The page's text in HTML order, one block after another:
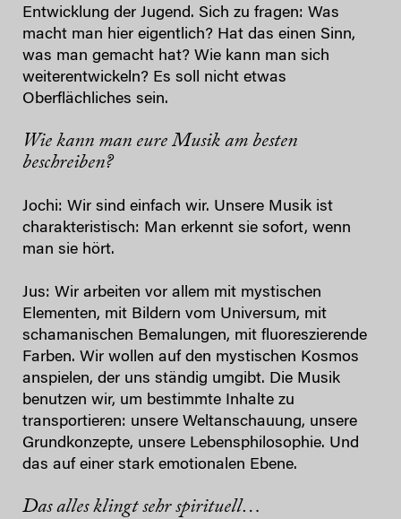
Entwicklung der Jugend. Sich zu fragen: Was
macht man hier eigentlich? Hat das einen Sinn,
was man gemacht hat? Wie kann man sich
weiterentwickeln? Es soll nicht etwas
Oberflächliches sein.
Wie kann man eure Musik am besten
beschreiben?
Jochi: Wir sind einfach wir. Unsere Musik ist
charakteristisch: Man erkennt sie sofort, wenn
man sie hört.
Jus: Wir arbeiten vor allem mit mystischen
Elementen, mit Bildern vom Universum, mit
schamanischen Bemalungen, mit fluoreszierende
Farben. Wir wollen auf den mystischen Kosmos
anspielen, der uns ständig umgibt. Die Musik
benutzen wir, um bestimmte Inhalte zu
transportieren: unsere Weltanschauung, unsere
Grundkonzepte, unsere Lebensphilosophie. Und
das auf einer stark emotionalen Ebene.
Das alles klingt sehr spirituell…